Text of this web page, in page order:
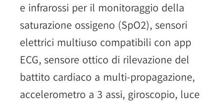
e infrarossi per il monitoraggio della
saturazione ossigeno (SpO2), sensori
elettrici multiuso compatibili con app
ECG, sensore ottico di rilevazione del
battito cardiaco a multi-propagazione,
accelerometro a 3 assi, giroscopio, luce